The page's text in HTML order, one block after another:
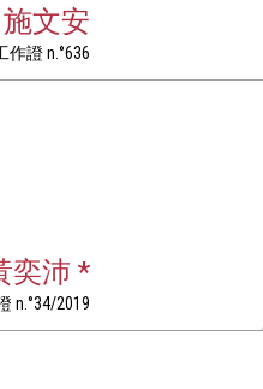
施文安
證 n.°636
奕沛 *
n.°34/2019